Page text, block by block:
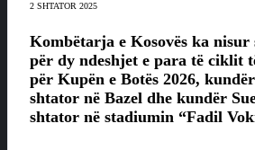
2 SHTATOR 2025
Kombëtarja e Kosovës ka
për dy ndeshjet e para të ciklit
për Kupën e Botës 2026,
shtator në Bazel dhe kundër
shtator në stadiumin “Fadil